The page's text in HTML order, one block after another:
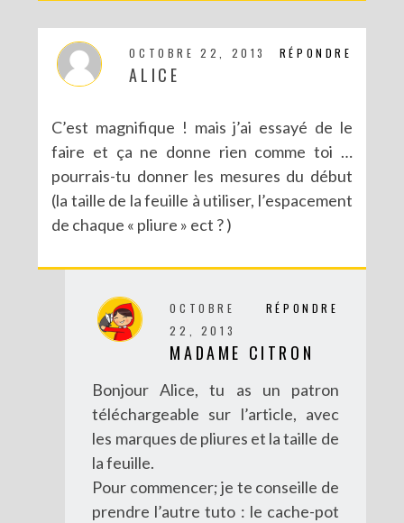
RÉPONDRE
OCTOBRE 22, 2013
ALICE
C’est magnifique ! mais j’ai essayé de le
faire et ça ne donne rien comme toi …
pourrais-tu donner les mesures du début
(la taille de la feuille à utiliser, l’espacement
de chaque « pliure » ect ? )
RÉPONDRE
OCTOBRE
22, 2013
MADAME CITRON
Bonjour Alice, tu as un patron
téléchargeable sur l’article, avec
les marques de pliures et la taille de
la feuille.
Pour commencer; je te conseille de
prendre l’autre tuto : le cache-pot